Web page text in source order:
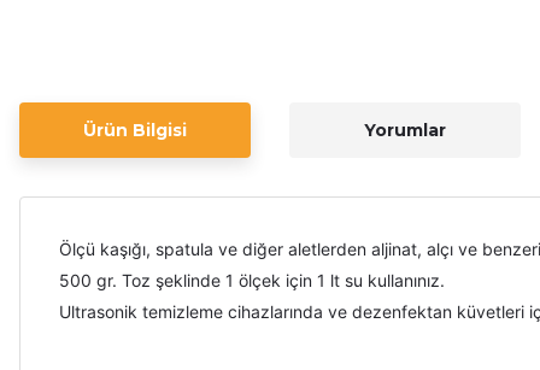
Ürün Bilgisi Yorumlar
Ölçü kaşığı, spatula ve diğer aletlerden aljinat, alçı ve benzeri
500 gr. Toz şeklinde 1 ölçek için 1 lt su kullanınız.
Ultrasonik temizleme cihazlarında ve dezenfektan küvetleri